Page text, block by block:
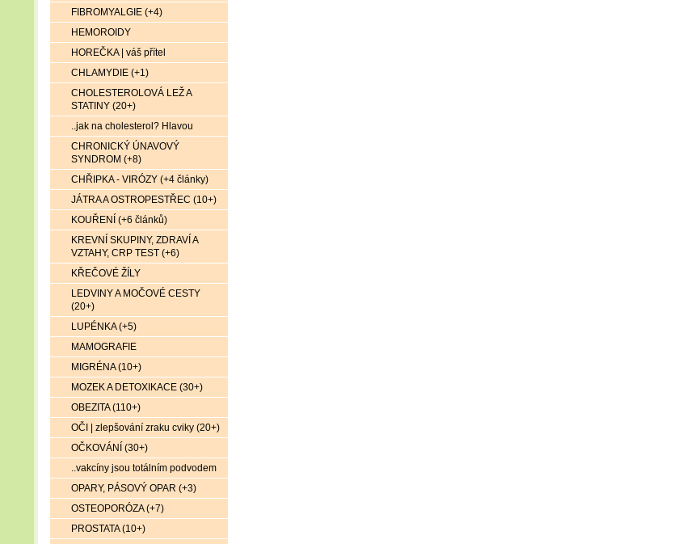
FIBROMYALGIE (+4)
HEMOROIDY
HOREČKA | váš přítel
CHLAMYDIE (+1)
CHOLESTEROLOVÁ LEŽ A
STATINY (20+)
..jak na cholesterol? Hlavou
CHRONICKÝ ÚNAVOVÝ
SYNDROM (+8)
CHŘIPKA - VIRÓZY (+4 články)
JÁTRA A OSTROPESTŘEC (10+)
KOUŘENÍ (+6 článků)
KREVNÍ SKUPINY, ZDRAVÍ A
VZTAHY, CRP TEST (+6)
KŘEČOVÉ ŽÍLY
LEDVINY A MOČOVÉ CESTY
(20+)
LUPÉNKA (+5)
MAMOGRAFIE
MIGRÉNA (10+)
MOZEK A DETOXIKACE (30+)
OBEZITA (110+)
OČI | zlepšování zraku cviky (20+)
OČKOVÁNÍ (30+)
..vakcíny jsou totálním podvodem
OPARY, PÁSOVÝ OPAR (+3)
OSTEOPORÓZA (+7)
PROSTATA (10+)